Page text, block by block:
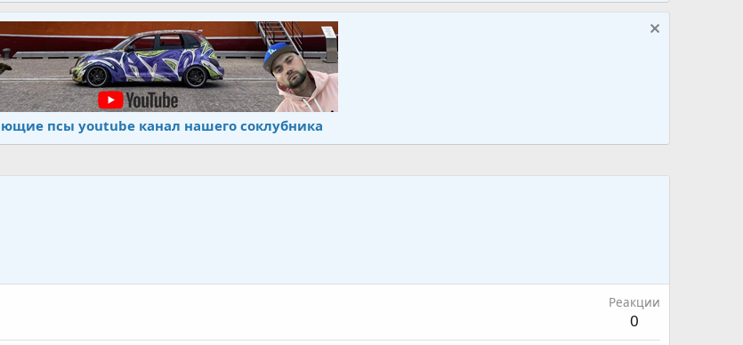
псы youtube канал нашего соклубника
Реакции
0